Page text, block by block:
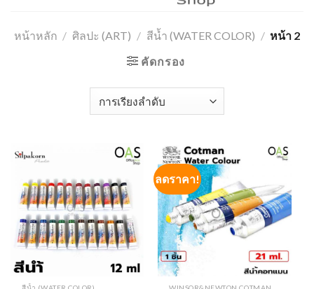
หน้าหลัก / ศิลปะ (ART) / สีน้ำ (WATER COLOR) / หน้า 2
คัดกรอง
ลดราคา!